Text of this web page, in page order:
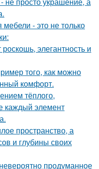
- это не только
элегантность и
того, как можно
комфорт.
тёплого,
каждый элемент
пространство, а
и глубины своих
продуманное